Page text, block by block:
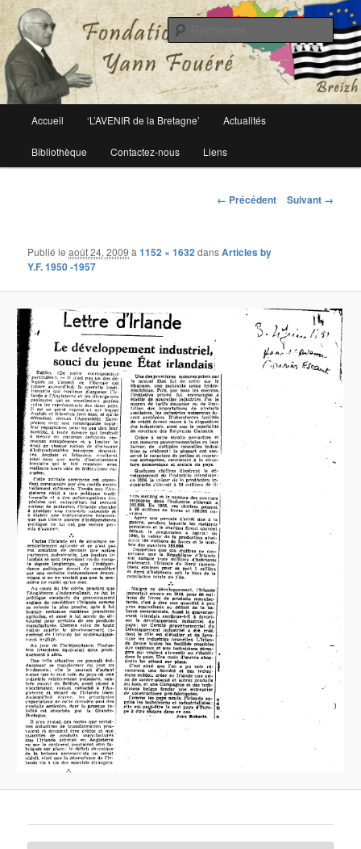
Fondation Yann Fouéré
Le site officiel de la fondation Yann Fouéré
principal
Aller
au
Accueil ‘L’AVENIR de la Bretagne’ Actualités
Bibliothèque Contactez-nous Liens
Navigation
← Précédent Suivant →
Publié leaoût 24, 2009 à1152 × 1632 dansArticles by
Y.F. 1950 -1957